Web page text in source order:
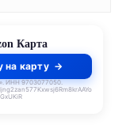
Карта
на карту
ИНН 9703077050.